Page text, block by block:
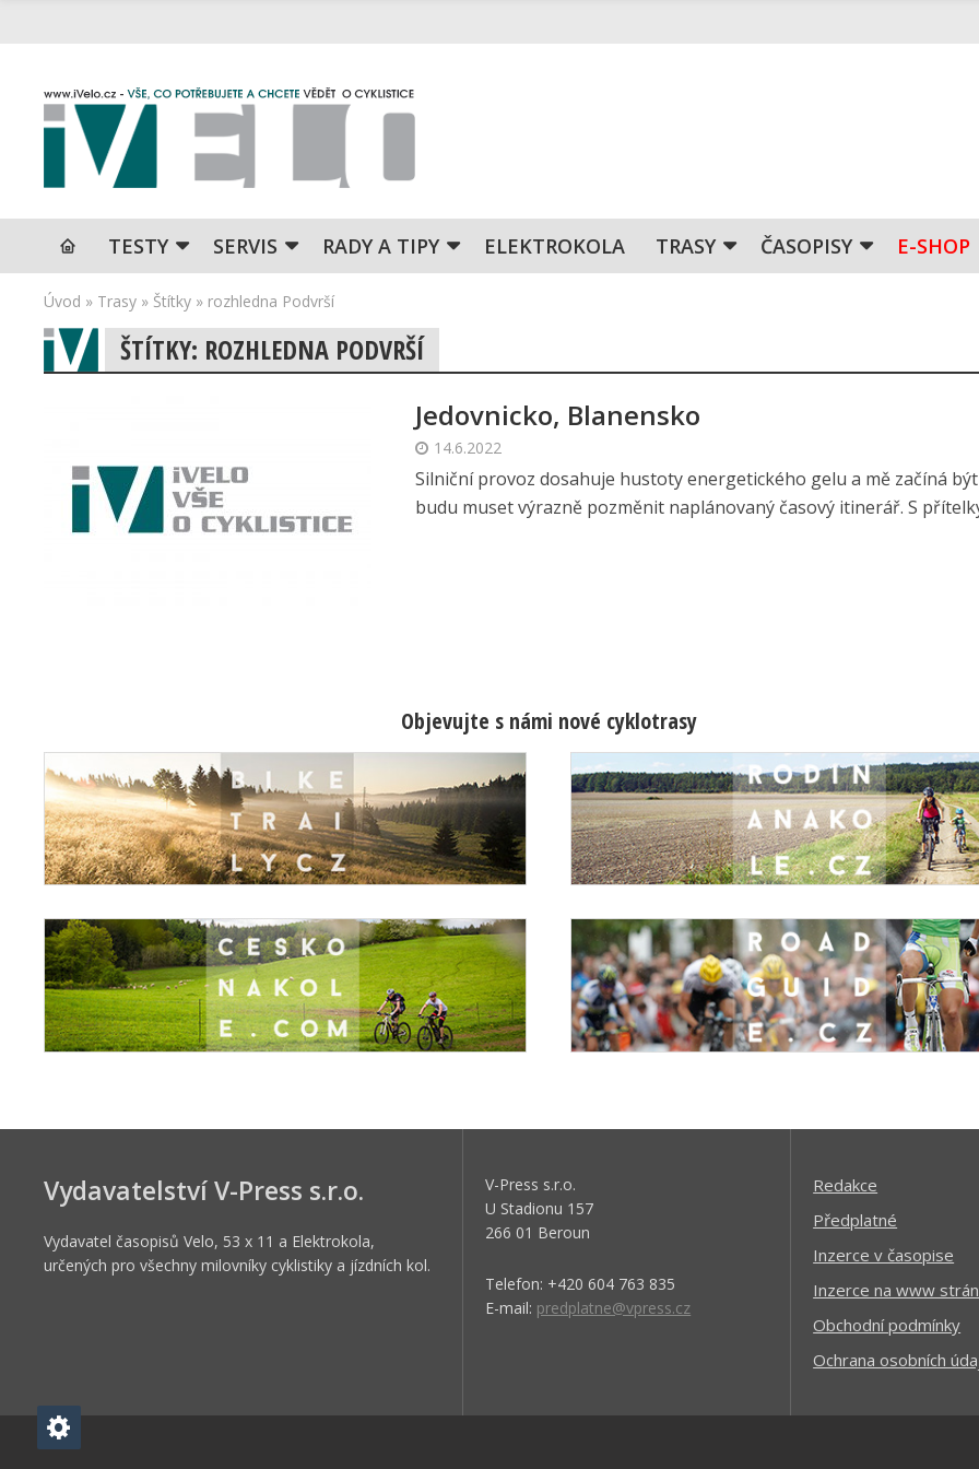
TESTY SERVIS RADY A TIPY ELEKTROKOLA TRASY ČASOPISY E-SHOP
Úvod » Trasy » Štítky » rozhledna Podvrší
ŠTÍTKY: ROZHLEDNA PODVRŠÍ
Jedovnicko, Blanensko
14.6.2022
Silniční provoz dosahuje hustoty energetického gelu a mě začíná
budu muset výrazně pozměnit naplánovaný časový itinerář. S
Objevujte s námi nové cyklotrasy
Vydavatelství V-Press s.r.o.
Vydavatel časopisů Velo, 53 x 11 a Elektrokola,
určených pro všechny milovníky cyklistiky a jízdních kol.
V-Press s.r.o.
U Stadionu 157
266 01 Beroun
Telefon: +420 604 763 835
E-mail: predplatne@vpress.cz
Redakce
Předplatné
Inzerce v časopise
Inzerce na www
Obchodní podmínky
Ochrana osobních